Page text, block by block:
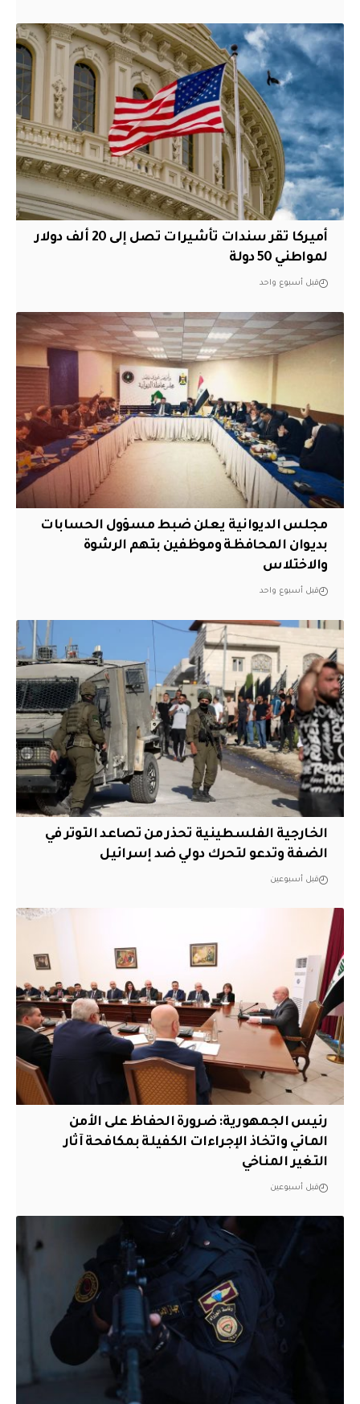
أميركا تقر سندات تأشيرات تصل إلى 20 ألف دولار
لمواطني 50 دولة
قبل أسبوع واحد
مجلس الديوانية يعلن ضبط مسؤول الحسابات
بديوان المحافظة وموظفين بتهم الرشوة
والاختلاس
قبل أسبوع واحد
الخارجية الفلسطينية تحذر من تصاعد التوتر في
الضفة وتدعو لتحرك دولي ضد إسرائيل
قبل أسبوعين
رئيس الجمهورية: ضرورة الحفاظ على الأمن
المائي واتخاذ الإجراءات الكفيلة بمكافحة آثار
التغير المناخي
قبل أسبوعين